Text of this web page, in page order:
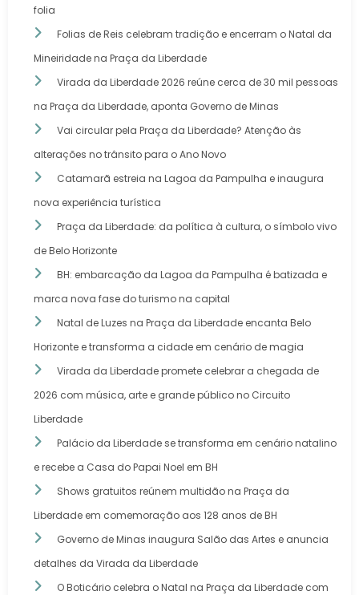
folia
Folias de Reis celebram tradição e encerram o Natal da
Mineiridade na Praça da Liberdade
Virada da Liberdade 2026 reúne cerca de 30 mil pessoas
na Praça da Liberdade, aponta Governo de Minas
Vai circular pela Praça da Liberdade? Atenção às
alterações no trânsito para o Ano Novo
Catamarã estreia na Lagoa da Pampulha e inaugura
nova experiência turística
Praça da Liberdade: da política à cultura, o símbolo vivo
de Belo Horizonte
BH: embarcação da Lagoa da Pampulha é batizada e
marca nova fase do turismo na capital
Natal de Luzes na Praça da Liberdade encanta Belo
Horizonte e transforma a cidade em cenário de magia
Virada da Liberdade promete celebrar a chegada de
2026 com música, arte e grande público no Circuito
Liberdade
Palácio da Liberdade se transforma em cenário natalino
e recebe a Casa do Papai Noel em BH
Shows gratuitos reúnem multidão na Praça da
Liberdade em comemoração aos 128 anos de BH
Governo de Minas inaugura Salão das Artes e anuncia
detalhes da Virada da Liberdade
O Boticário celebra o Natal na Praça da Liberdade com